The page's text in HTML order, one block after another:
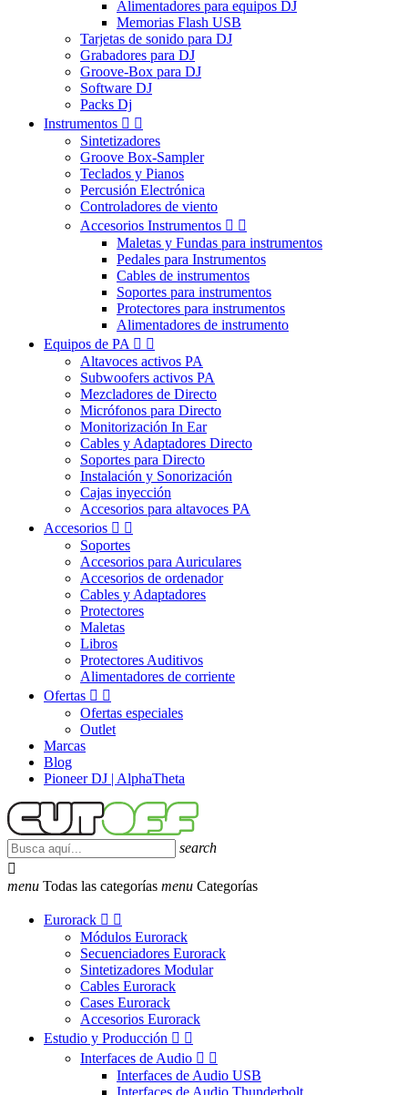
Alimentadores para equipos DJ
Memorias Flash USB
Tarjetas de sonido para DJ
Grabadores para DJ
Groove-Box para DJ
Software DJ
Packs Dj
Instrumentos  
Sintetizadores
Groove Box-Sampler
Teclados y Pianos
Percusión Electrónica
Controladores de viento
Accesorios Instrumentos  
Maletas y Fundas para instrumentos
Pedales para Instrumentos
Cables de instrumentos
Soportes para instrumentos
Protectores para instrumentos
Alimentadores de instrumento
Equipos de PA  
Altavoces activos PA
Subwoofers activos PA
Mezcladores de Directo
Micrófonos para Directo
Monitorización In Ear
Cables y Adaptadores Directo
Soportes para Directo
Instalación y Sonorización
Cajas inyección
Accesorios para altavoces PA
Accesorios  
Soportes
Accesorios para Auriculares
Accesorios de ordenador
Cables y Adaptadores
Protectores
Maletas
Libros
Protectores Auditivos
Alimentadores de corriente
Ofertas  
Ofertas especiales
Outlet
Marcas
Blog
Pioneer DJ | AlphaTheta
search

menu Todas las categorías menu Categorías
Eurorack  
Módulos Eurorack
Secuenciadores Eurorack
Sintetizadores Modular
Cables Eurorack
Cases Eurorack
Accesorios Eurorack
Estudio y Producción  
Interfaces de Audio  
Interfaces de Audio USB
Interfaces de Audio Thunderbolt